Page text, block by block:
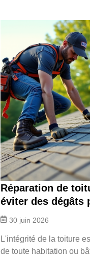
Réparation de
éviter des dégâts
30 juin 2026
L'intégrité de la toiture
de toute habitation ou